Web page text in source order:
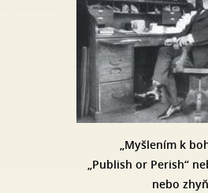
„Myšlením k
„Publish or Perish“
nebo